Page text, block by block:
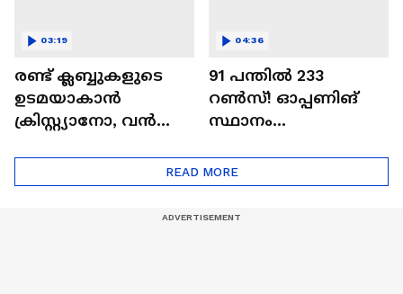
രണ്ട്‌ ക്ലബ്ബുകളുടെ
ഉടമയാകാന്‍
ക്രിസ്റ്റ്യാനോ, വന്‍
പദ്ധതികള്‍ | Cristiano
Ronaldo
03:19
91 പന്തില്‍ 233
റണ്‍സ്! ഓപ്പണിങ്
സ്ഥാനം
അഭിഷേക് ശർമ? |
Abhishek Sharma
04:36
READ MORE